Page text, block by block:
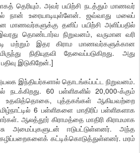
தெரியும். அவர் பயிற்சி நடத்தும் மாணவர்
நான் உரையாடியுள்ளேன். ஜவ்வாது மலைப்
மாணவர்களுக்கு தனிப் பயிற்சி அளிப்பதில்
தொண்டார்வ நிறுவனம், வருமான வரி
மற்றும் இதர கிராம மாணவர்களுக்கான
நிதியுதவி தேவைப்படுகிறது. அது
இடுகிறேன்.]
இந்தியர்களால் தொடங்கப்பட்ட நிறுவனம்.
60 பள்ளிகளில் 20,000-க்கும்
உதவித்தொகை, புத்தகங்கள் ஆகியவற்றை
6 பள்ளிகளை மாதிரிப் பள்ளிகளாக
ஆலத்தூர் கிராமத்தை மாதிரி கிராமமாக
அமைப்புகளுடன் ஈடுபட்டுள்ளனர். அந்த
கழிப்பறைகளைக் கட்டிக்கொடுத்துள்ளனர். மரம்